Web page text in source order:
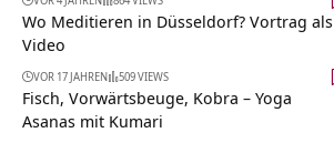
Wo Meditieren in Düsseldorf? Vortrag als
Video
VOR 17 JAHREN 509 VIEWS
Fisch, Vorwärtsbeuge, Kobra – Yoga
Asanas mit Kumari